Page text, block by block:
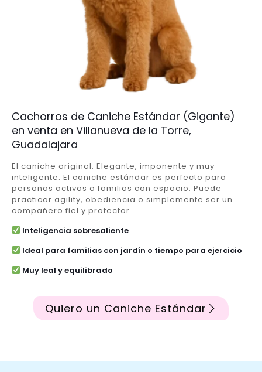
Cachorros de Caniche Estándar (Gigante)
en venta en Villanueva de la Torre,
Guadalajara
El caniche original. Elegante, imponente y muy
inteligente. El caniche estándar es perfecto para
personas activas o familias con espacio. Puede
practicar agility, obediencia o simplemente ser un
compañero fiel y protector.
Inteligencia sobresaliente
Ideal para familias con jardín o tiempo para ejercicio
Muy leal y equilibrado
Quiero un Caniche Estándar